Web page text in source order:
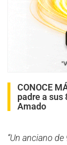
CONOCE
padre a sus
Amado
“Un anciano